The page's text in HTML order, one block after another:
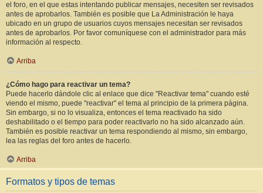
el foro, en el que estas intentando publicar mensajes, necesiten ser revisados
antes de aprobarlos. También es posible que La Administración le haya
ubicado en un grupo de usuarios cuyos mensajes necesitan ser revisados
antes de aprobarlos. Por favor comuníquese con el administrador para más
información al respecto.
Arriba
¿Cómo hago para reactivar un tema?
Puede hacerlo dándole clic al enlace que dice "Reactivar tema" cuando esté
viendo el mismo, puede "reactivar" el tema al principio de la primera página.
Sin embargo, si no lo visualiza, entonces el tema reactivado ha sido
deshabilitado o el tiempo para poder reactivarlo no ha sido alcanzado aún.
También es posible reactivar un tema respondiendo al mismo, sin embargo,
lea las reglas del foro antes de hacerlo.
Arriba
Formatos y tipos de temas